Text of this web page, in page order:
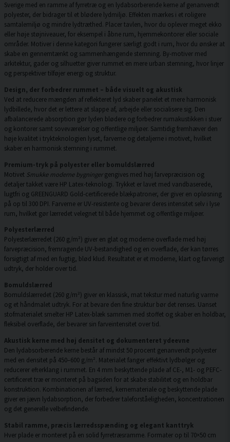
Sverige med en ramme af fyrretræ og en lydabsorberende kerne af genanvendt
polyester, der bidrager til et blødere lydmiljø. Effekten mærkes i et roligere
samtalemiljø og mindre lydtræthed. Placer tavlen, hvor du oplever meget ekko
eller høje støjniveauer, for eksempel i åbne rum, hjemmekontorer eller sociale
områder. Motiver i denne kategori fungerer særligt godt i rum, hvor du ønsker at
skabe en gennemtænkt og sammenhængende stemning. By-motiver med
arkitektur, gader og silhuetter giver rummet en mere urban stemning, hvor linjer
og perspektiver tilføjer energi og struktur.
Design, der forbedrer rummet – både visuelt og akustisk
Ved at reducere mængden af reflekteret lyd skaber panelet et mere harmonisk
lydbillede, hvor det er lettere at slappe af, arbejde eller socialisere sig. Den
afbalancerede absorption gør lyden blødere og forbedrer rumakustikken i stuer
og kontorer samt soveværelser og offentlige miljøer. Samtidig fremhæver den
høje kvalitet i trykteknologien lyset, farverne og detaljerne i motivet, hvilket
skaber en harmonisk stemning i rummet.
Premium-tryk på polyester eller bomuldslærred
Motivet Smukke moderne bygningergengives med høj farvepræcision og
detaljer takket være HP Latex-teknologi. Trykket er lavet med vandbaserede,
lugtfri og GREENGUARD Gold-certificerede blækpatroner, der giver en opløsning
på op til 300 DPI. Farverne er UV-resistente og bevarer deres intensitet selv i lyse
rum, hvilket gør lærredet velegnet til både hjemmet og offentlige miljøer.
Polyesterlærred
Polyesterlærredet (260 g/m²) giver en glat og moderne overflade med høj
farvepræcision, fremragende UV-bestandighed og en overflade, der kan tørres
forsigtigt af med en fugtig, blød klud. Resultatet er et moderne, klart og farverigt
udtryk, der holder over tid.
Bomuldslærred
Bomuldslærredet (260 g/m²) giver en klassisk, mat tekstur med naturlig varme
og et håndmalet udtryk. For at bevare den fine struktur bør det renses. Uanset
stofmaterialet smelter HP Latex-blæk sammen med stoffet og skaber en holdbar,
fleksibel overflade, der bevarer sin farveintensitet over tid.
Akustisk kerne med høj densitet og dokumenteret ydeevne
Den lydabsorberende kerne består af mindst 50 procent genanvendt polyester
med en densitet på 450–600 g/m². Materialet fanger effektivt lydbølger og
reducerer efterklang i rummet. En 4 mm beskyttende plade af CE-, M1- og PEFC-
certificeret træ er monteret på bagsiden for at skabe stabilitet og en holdbar
konstruktion. Kombinationen af lærred, kernemateriale og beskyttende plade
giver en jævn lydabsorption, der forbedrer taleforståeligheden, koncentrationen
og det generelle velbefindende.
Stabil ramme, præcis lærredsspænding og elegant kanttryk
Hver plade er monteret på en solid fyrretræsramme. Formater op til 70×50 cm